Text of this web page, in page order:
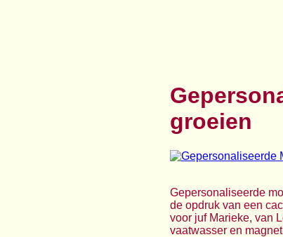
groeien
Gepersonaliseerde
de opdruk van een
voor juf Marieke, van
vaatwasser en